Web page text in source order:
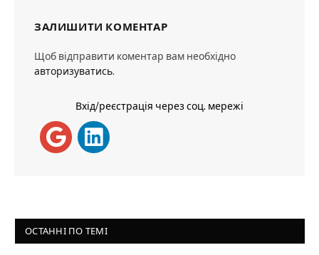
ЗАЛИШИТИ КОМЕНТАР
Щоб відправити коментар вам необхідно
авторизуватись.
Вхід/реєстрація через соц. мережі
ОСТАННІ ПО ТЕМІ